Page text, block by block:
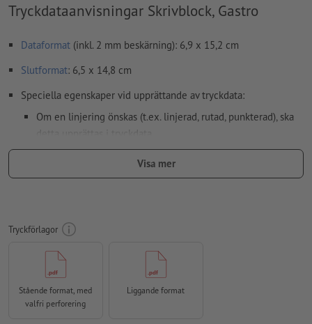
Tryckdataanvisningar Skrivblock, Gastro
Dataformat (inkl. 2 mm beskärning): 6,9 x 15,2 cm
Slutformat: 6,5 x 14,8 cm
Speciella egenskaper vid upprättande av tryckdata:
Om en linjering önskas (t.ex. linjerad, rutad, punkterad), ska
färgläge: CMYK, FOGRA52 (PSO Uncoated v3 FOGRA52) för
stavfel och sättningsfel
kontrolleras inte av oss
övertrycksinställningar
kontrolleras inte av oss
Visa mer
Tryckförlagor
Stående format, med
valfri perforering
Liggande format